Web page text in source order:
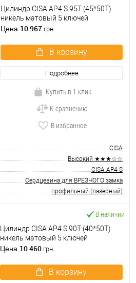
Цилиндр CISA AP4 S 95T (45*50T)
никель матовый 5 ключей
Цена 10 967 грн.
В корзину
Подробнее
Купить в 1 клик
К сравнению
В избранное
CISA
Высокий ★★★☆☆
CISA AP4 S
Сердцевина для ВРЕЗНОГО замка
профильный (лазерный)
В наличии
Цилиндр CISA AP4 S 90T (40*50T)
никель матовый 5 ключей
Цена 10 460 грн.
В корзину